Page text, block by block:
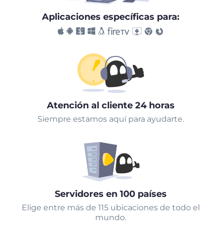
Aplicaciones específicas para:
Atención al cliente 24 horas
Siempre estamos aquí para ayudarte.
Servidores en 100 países
Elige entre más de 115 ubicaciones de todo el
mundo.